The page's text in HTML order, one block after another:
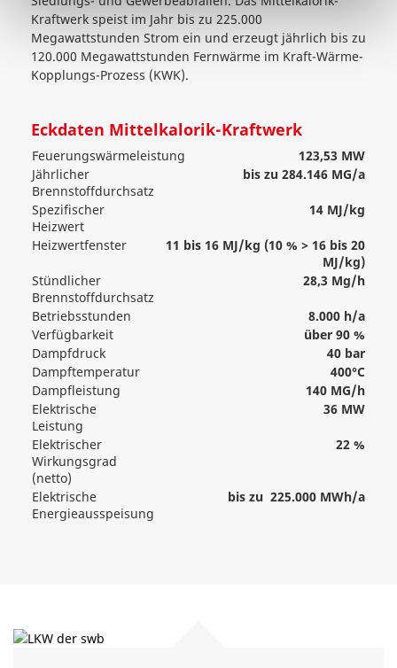
Kraftwerk speist im Jahr bis zu 225.000
Megawattstunden Strom ein und erzeugt jährlich bis zu
120.000 Megawattstunden Fernwärme im Kraft-Wärme-
Kopplungs-Prozess (KWK).
Eckdaten Mittelkalorik-Kraftwerk
Feuerungswärmeleistung
123,53 MW
Jährlicher
Brennstoffdurchsatz
bis zu 284.146 MG/a
Spezifischer
Heizwert
14 MJ/kg
Heizwertfenster
11 bis 16 MJ/kg (10 % > 16 bis 20
MJ/kg)
Stündlicher
Brennstoffdurchsatz
28,3 Mg/h
Betriebsstunden
8.000 h/a
Verfügbarkeit
über 90 %
Dampfdruck
40 bar
Dampftemperatur
400°C
Dampfleistung
140 MG/h
Elektrische
Leistung
36 MW
Elektrischer
Wirkungsgrad
(netto)
22 %
Elektrische
Energieausspeisung
bis zu 225.000 MWh/a